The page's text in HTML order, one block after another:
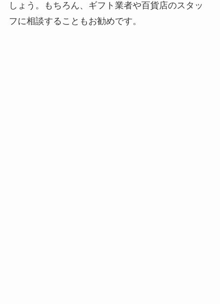
しょう。もちろん、ギフト業者や百貨店のスタッ
フに相談することもお勧めです。